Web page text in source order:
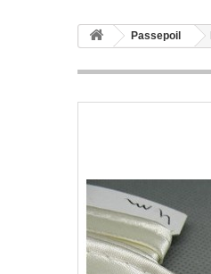
Passepoil